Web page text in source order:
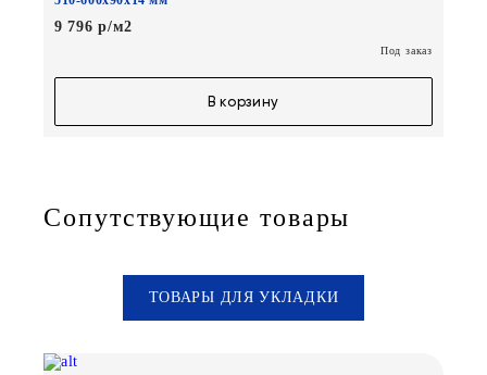
9 796 р/м2
Под заказ
В корзину
Сопутствующие товары
ТОВАРЫ ДЛЯ УКЛАДКИ